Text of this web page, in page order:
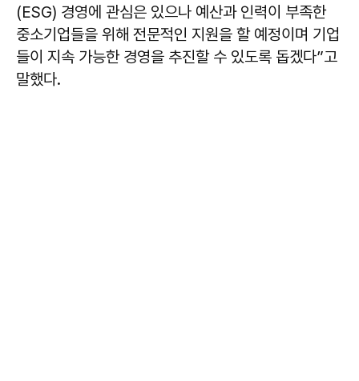
(ESG) 경영에 관심은 있으나 예산과 인력이 부족한
중소기업들을 위해 전문적인 지원을 할 예정이며 기업
들이 지속 가능한 경영을 추진할 수 있도록 돕겠다”고
말했다.